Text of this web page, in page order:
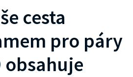
cesta
pro páry
obsahuje